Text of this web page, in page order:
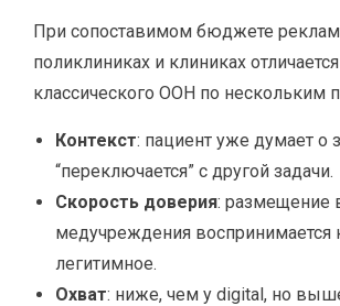
При сопоставимом бюджете
поликлиниках и клиниках
классического OOH по нескольким
Контекст: пациент уже думает о
“переключается” с другой задачи.
Скорость доверия: размещение
медучреждения воспринимается
легитимное.
Охват: ниже, чем у digital, но